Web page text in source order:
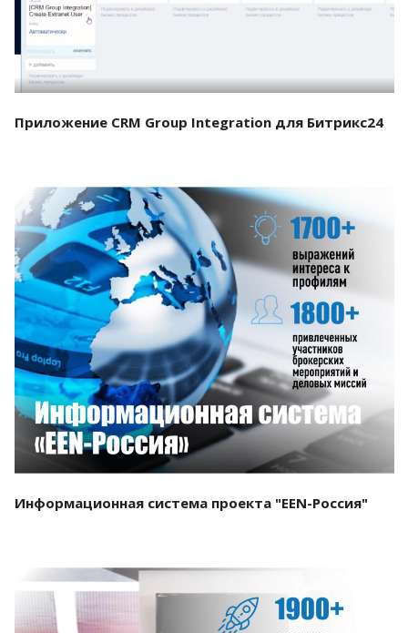
Приложение CRM Group Integration для Битрикс24
Смотреть проект
Информационная система проекта "EEN-Россия"